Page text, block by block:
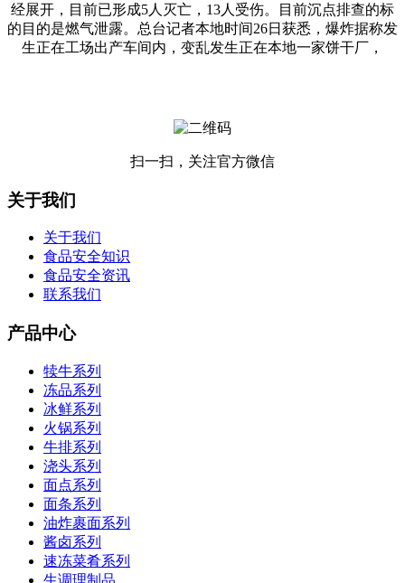
经展开，目前已形成5人灭亡，13人受伤。目前沉点排查的标
的目的是燃气泄露。总台记者本地时间26日获悉，爆炸据称发
生正在工场出产车间内，变乱发生正在本地一家饼干厂，
扫一扫，关注官方微信
关于我们
关于我们
食品安全知识
食品安全资讯
联系我们
产品中心
犊牛系列
冻品系列
冰鲜系列
火锅系列
牛排系列
浇头系列
面点系列
面条系列
油炸裹面系列
酱卤系列
速冻菜肴系列
生调理制品